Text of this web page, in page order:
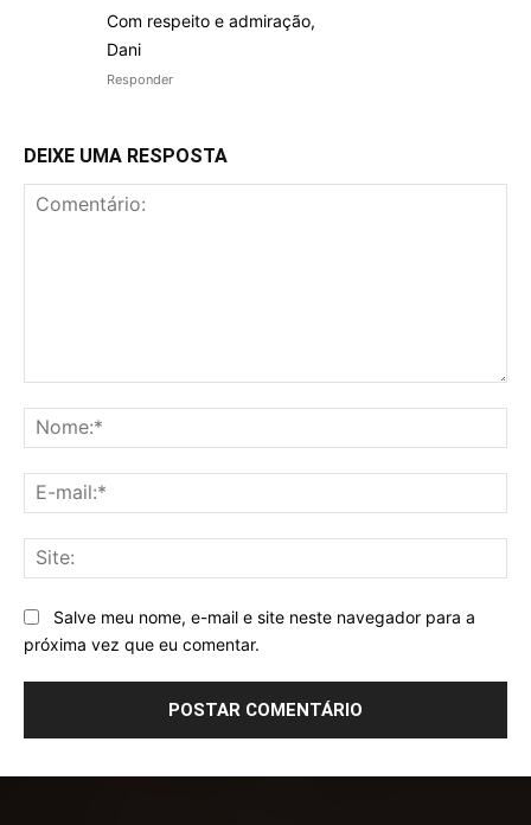
Com respeito e admiração,
Dani
Responder
DEIXE UMA RESPOSTA
Salve meu nome, e-mail e site neste navegador para a
próxima vez que eu comentar.